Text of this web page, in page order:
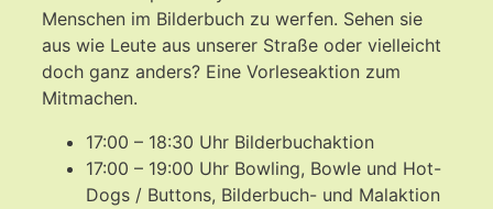
Menschen im Bilderbuch zu werfen. Sehen sie
aus wie Leute aus unserer Straße oder vielleicht
doch ganz anders? Eine Vorleseaktion zum
Mitmachen.
17:00 – 18:30 Uhr Bilderbuchaktion
17:00 – 19:00 Uhr Bowling, Bowle und Hot-
Dogs / Buttons, Bilderbuch- und Malaktion